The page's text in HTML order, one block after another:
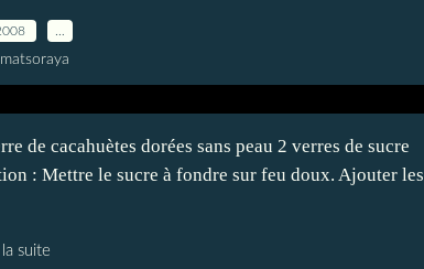
de cacahuètes dorées sans peau 2 verres de sucre
: Mettre le sucre à fondre sur feu doux. Ajouter les
suite